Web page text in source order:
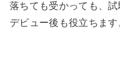
落ちても受かっても、
デビュー後も役立ちます